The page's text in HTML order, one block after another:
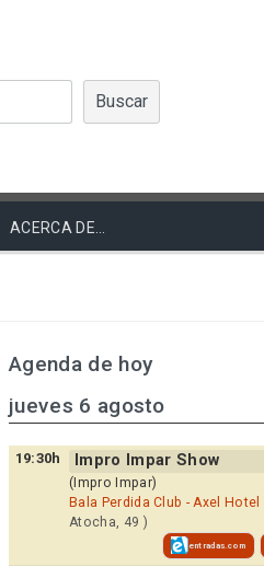
Buscar
ACERCA DE…
Agenda de hoy
jueves 6 agosto
19:30h Impro Impar Show
(Impro Impar)
Bala Perdida Club - Axel Hotel
Atocha, 49 )
entradas.com